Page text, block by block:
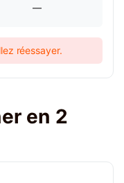
—
réessayer.
en 2